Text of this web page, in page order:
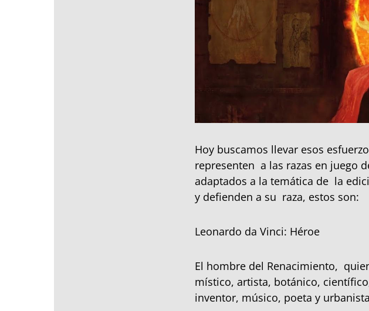
Hoy buscamos llevar esos
representen a las razas en juego
adaptados a la temática de la
y defienden a su raza, estos son:
Leonardo da Vinci: Héroe
El hombre del Renacimiento,
místico, artista, botánico,
inventor, músico, poeta y